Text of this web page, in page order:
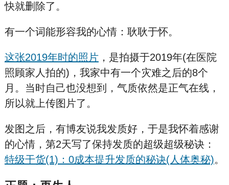
快就删除了。
有一个词能形容我的心情：耿耿于怀。
这张2019年时的照片，是拍摄于2019年(在医院
照顾家人拍的)，我家中有一个灾难之后的8个
月。当时自己也没想到，气质依然是正气在线，
所以就上传图片了。
发图之后，有博友说我发质好，于是我怀着感谢
的心情，第2天写了保持发质的超级超级秘诀：
特级干货(1)：0成本提升发质的秘诀(人体奥秘)。